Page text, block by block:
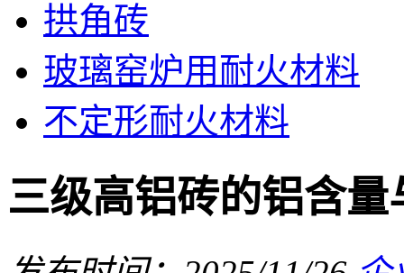
拱角砖
玻璃窑炉用耐火材料
不定形耐火材料
三级高铝砖的铝含量